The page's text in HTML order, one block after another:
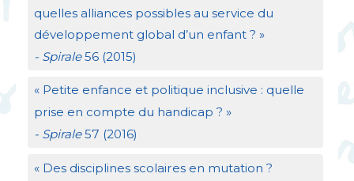
quelles alliances possibles au service du
développement global d’un enfant ? »
- Spirale56 (2015)
« Petite enfance et politique inclusive : quelle
prise en compte du handicap ? »
- Spirale57 (2016)
« Des disciplines scolaires en mutation ?